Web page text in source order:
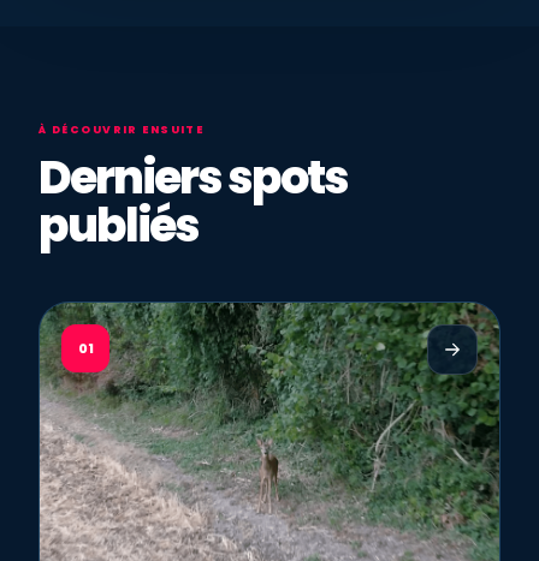
À DÉCOUVRIR ENSUITE
Derniers spots
publiés
01